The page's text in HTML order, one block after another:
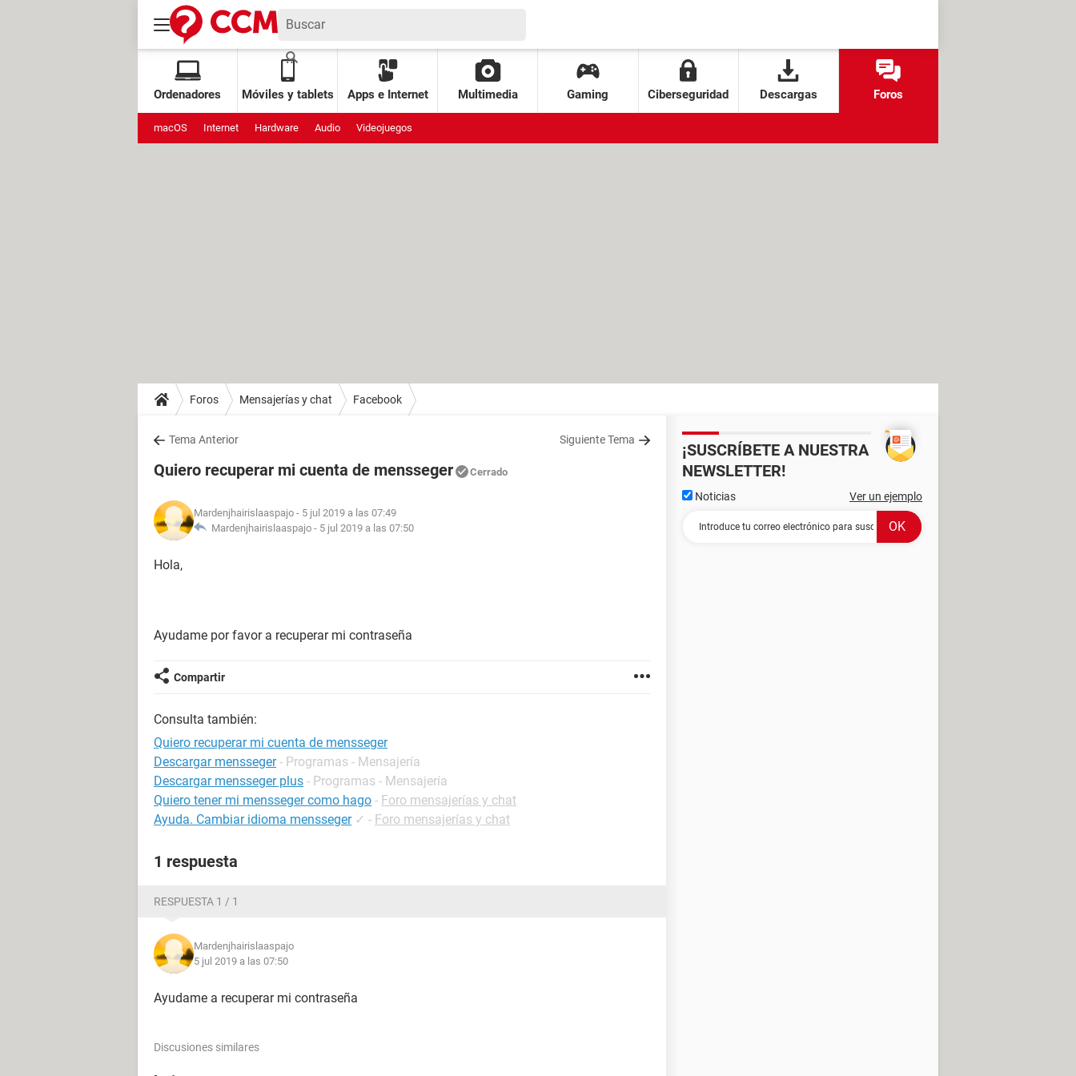
Ordenadores Móviles y tablets Apps e Internet Multimedia Gaming Ciberseguridad Descargas Foros
macOS Internet Hardware Audio Videojuegos
Foros Mensajerías y chat Facebook
Tema Anterior Siguiente Tema
Quiero recuperar mi cuenta de mensseger Cerrado
Mardenjhairislaaspajo - 5 jul 2019 a las 07:49
Mardenjhairislaaspajo - 5 jul 2019 a las 07:50
Hola,
Ayudame por favor a recuperar mi contraseña
Compartir
Consulta también:
Quiero recuperar mi cuenta de mensseger
Descargar mensseger - Programas - Mensajería
Descargar mensseger plus - Programas - Mensajería
Quiero tener mi mensseger como hago - Foro mensajerías y chat
Ayuda. Cambiar idioma mensseger ✓ - Foro mensajerías y chat
1 respuesta
RESPUESTA 1 / 1
Mardenjhairislaaspajo
5 jul 2019 a las 07:50
Ayudame a recuperar mi contraseña
Discusiones similares
¡SUSCRÍBETE A NUESTRA
NEWSLETTER!
Noticias Ver un ejemplo